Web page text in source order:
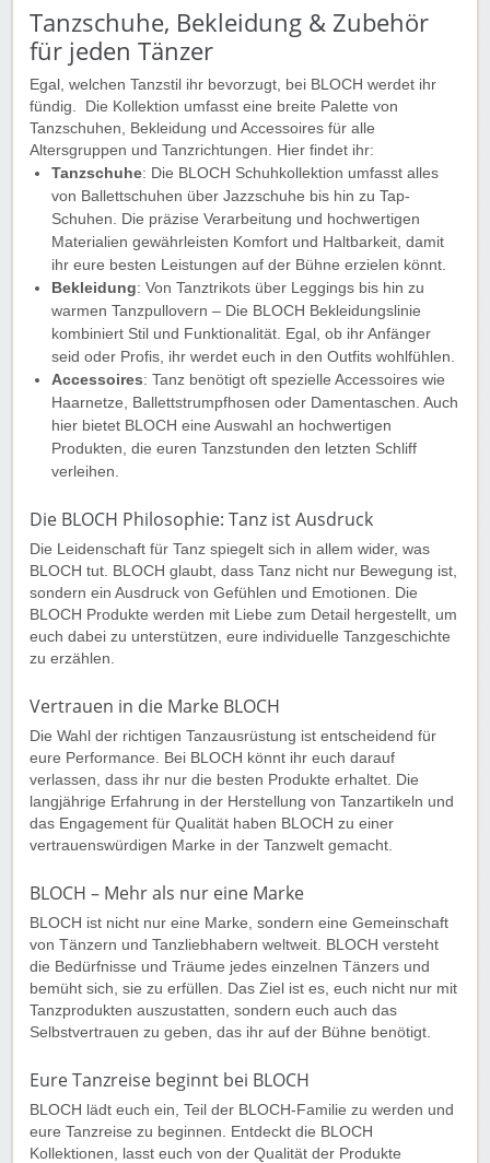
Tanzschuhe, Bekleidung & Zubehör
für jeden Tänzer
Egal, welchen Tanzstil ihr bevorzugt, bei BLOCH werdet ihr
fündig. Die Kollektion umfasst eine breite Palette von
Tanzschuhen, Bekleidung und Accessoires für alle
Altersgruppen und Tanzrichtungen. Hier findet ihr:
Tanzschuhe: Die BLOCH Schuhkollektion umfasst alles
von Ballettschuhen über Jazzschuhe bis hin zu Tap-
Schuhen. Die präzise Verarbeitung und hochwertigen
Materialien gewährleisten Komfort und Haltbarkeit, damit
ihr eure besten Leistungen auf der Bühne erzielen könnt.
Bekleidung: Von Tanztrikots über Leggings bis hin zu
warmen Tanzpullovern – Die BLOCH Bekleidungslinie
kombiniert Stil und Funktionalität. Egal, ob ihr Anfänger
seid oder Profis, ihr werdet euch in den Outfits wohlfühlen.
Accessoires: Tanz benötigt oft spezielle Accessoires wie
Haarnetze, Ballettstrumpfhosen oder Damentaschen. Auch
hier bietet BLOCH eine Auswahl an hochwertigen
Produkten, die euren Tanzstunden den letzten Schliff
verleihen.
Die BLOCH Philosophie: Tanz ist Ausdruck
Die Leidenschaft für Tanz spiegelt sich in allem wider, was
BLOCH tut. BLOCH glaubt, dass Tanz nicht nur Bewegung ist,
sondern ein Ausdruck von Gefühlen und Emotionen. Die
BLOCH Produkte werden mit Liebe zum Detail hergestellt, um
euch dabei zu unterstützen, eure individuelle Tanzgeschichte
zu erzählen.
Vertrauen in die Marke BLOCH
Die Wahl der richtigen Tanzausrüstung ist entscheidend für
eure Performance. Bei BLOCH könnt ihr euch darauf
verlassen, dass ihr nur die besten Produkte erhaltet. Die
langjährige Erfahrung in der Herstellung von Tanzartikeln und
das Engagement für Qualität haben BLOCH zu einer
vertrauenswürdigen Marke in der Tanzwelt gemacht.
BLOCH – Mehr als nur eine Marke
BLOCH ist nicht nur eine Marke, sondern eine Gemeinschaft
von Tänzern und Tanzliebhabern weltweit. BLOCH versteht
die Bedürfnisse und Träume jedes einzelnen Tänzers und
bemüht sich, sie zu erfüllen. Das Ziel ist es, euch nicht nur mit
Tanzprodukten auszustatten, sondern euch auch das
Selbstvertrauen zu geben, das ihr auf der Bühne benötigt.
Eure Tanzreise beginnt bei BLOCH
BLOCH lädt euch ein, Teil der BLOCH-Familie zu werden und
eure Tanzreise zu beginnen. Entdeckt die BLOCH
Kollektionen, lasst euch von der Qualität der Produkte